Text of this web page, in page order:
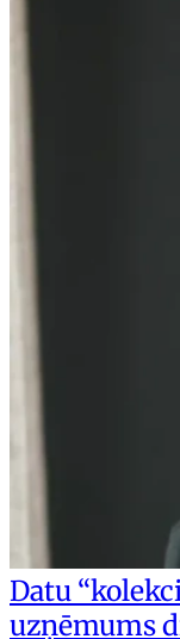
Datu
uzņēmums